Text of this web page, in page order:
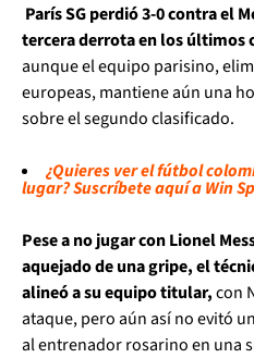
París SG perdió 3-0 contra el
tercera derrota en los últimos
aunque el equipo parisino,
europeas, mantiene aún una
sobre el segundo clasificado.
¿Quieres ver el fútbol
lugar? Suscríbete aquí a Win
Pese a no jugar con Lionel
aquejado de una gripe, el
alineó a su equipo titular,con
ataque, pero aún así no evitó
al entrenador rosarino en una